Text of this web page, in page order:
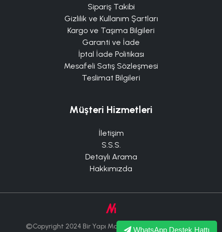
Sipariş Takibi
Gizlilik ve Kullanım Şartları
Kargo ve Taşıma Bilgileri
Garanti ve İade
İptal İade Politikası
Mesafeli Satış Sözleşmesi
Teslimat Bilgileri
Müşteri Hizmetleri
İletişim
S.S.S.
Detaylı Arama
Hakkımızda
©Copyright 2024 Bir Yapı Market Tüm Hakları Saklıdır.
WhatsApp Destek Hattı